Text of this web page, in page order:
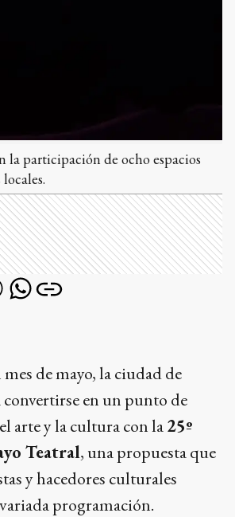
la participación de ocho espacios
de mayo, la ciudad de
en un punto de
arte y la cultura con la25º
Teatral, una propuesta que
y hacedores culturales
programación.